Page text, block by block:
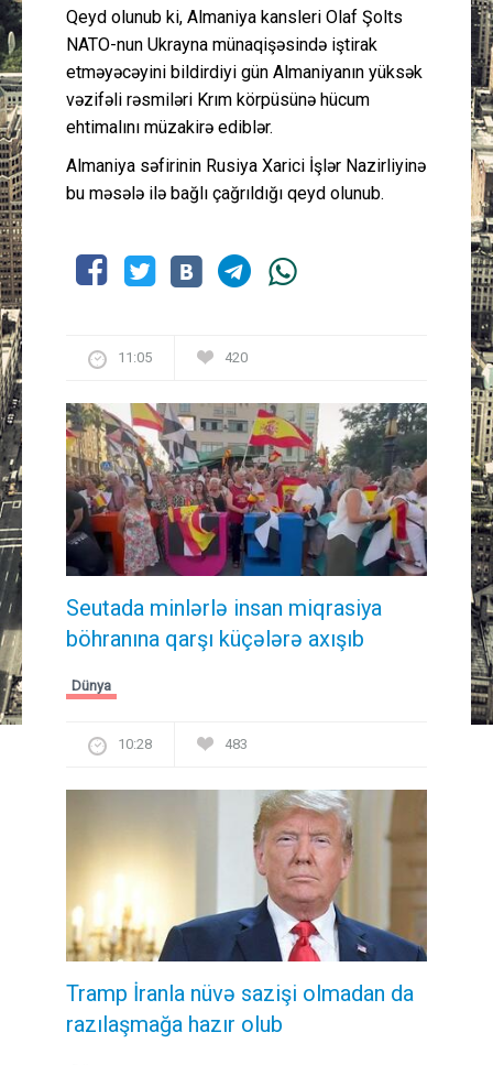
Əlaqə
Qeyd olunub ki, Almaniya kansleri Olaf Şolts
NATO-nun Ukrayna münaqişəsində iştirak
etməyəcəyini bildirdiyi gün Almaniyanın yüksək
vəzifəli rəsmiləri Krım körpüsünə hücum
ehtimalını müzakirə ediblər.
Almaniya səfirinin Rusiya Xarici İşlər Nazirliyinə
bu məsələ ilə bağlı çağrıldığı qeyd olunub.
11:05 420
Seutada minlərlə insan miqrasiya
böhranına qarşı küçələrə axışıb
Dünya
10:28 483
Tramp İranla nüvə sazişi olmadan da
razılaşmağa hazır olub